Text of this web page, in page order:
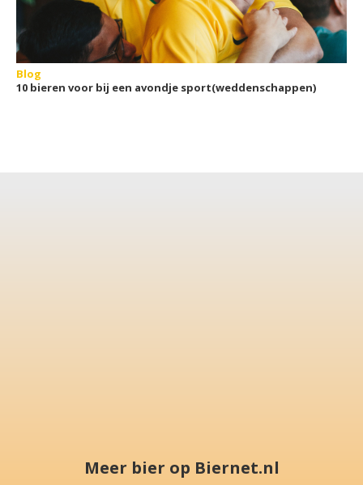
Blog
10 bieren voor bij een avondje sport(weddenschappen)
Meer bier op Biernet.nl